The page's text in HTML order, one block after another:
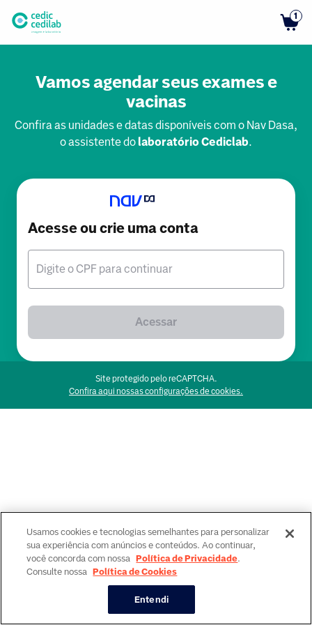
1
Vamos agendar seus exames e
vacinas
Confira as unidades e datas disponíveis com o Nav Dasa,
o assistente dolaboratório Cediclab.
Acesse ou crie uma conta
Digite o CPF para continuar
Acessar
Site protegido pelo reCAPTCHA.
Confira aqui nossas configurações de cookies.
Usamos cookies e tecnologias semelhantes para personalizar
sua experiência com anúncios e conteúdos. Ao continuar,
você concorda com nossa Política de Privacidade.
Consulte nossa Política de Cookies
Entendi